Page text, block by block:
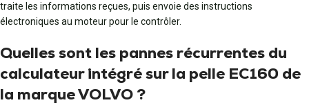
traite les informations reçues, puis envoie des instructions
électroniques au moteur pour le contrôler.
Quelles sont les pannes récurrentes du
calculateur intégré sur la pelle EC160 de
la marque VOLVO ?